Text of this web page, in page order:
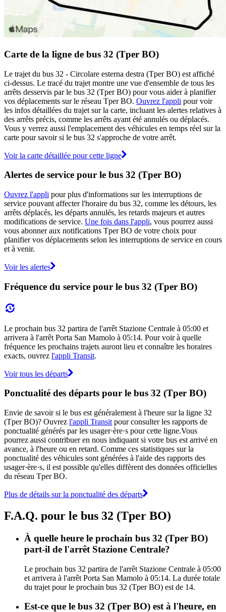
Carte de la ligne de bus 32 (Tper BO)
Le trajet du bus 32 - Circolare esterna destra (Tper BO) est affiché
ci-dessus. Le tracé du trajet montre une vue d'ensemble de tous les
arrêts desservis par le bus 32 (Tper BO) pour vous aider à planifier
vos déplacements sur le réseau Tper BO. Ouvrez l'appli pour voir
les infos détaillées du trajet sur la carte, incluant les alertes relatives à
des arrêts précis, comme les arrêts ayant été annulés ou déplacés.
Vous y verrez aussi l'emplacement des véhicules en temps réel sur la
carte pour savoir si le bus 32 s'approche de votre arrêt.
Voir la carte détaillée pour cette ligne
Alertes de service pour le bus 32 (Tper BO)
Ouvrez l'appli pour plus d'informations sur les interruptions de
service pouvant affecter l'horaire du bus 32, comme les détours, les
arrêts déplacés, les départs annulés, les retards majeurs et autres
modifications de service. Une fois dans l'appli, vous pourrez aussi
vous abonner aux notifications Tper BO de votre choix pour
planifier vos déplacements selon les interruptions de service en cours
et à venir.
Voir les alertes
Fréquence du service pour le bus 32 (Tper BO)
Le prochain bus 32 partira de l'arrêt Stazione Centrale à 05:00 et
arrivera à l'arrêt Porta San Mamolo à 05:14. Pour voir à quelle
fréquence les prochains trajets auront lieu et connaître les horaires
exacts, ouvrez l'appli Transit.
Voir tous les départs
Ponctualité des départs pour le bus 32 (Tper BO)
Envie de savoir si le bus est généralement à l'heure sur la ligne 32
(Tper BO)? Ouvrez l'appli Transit pour consulter les rapports de
ponctualité générés par les usager·ère·s pour cette ligne.Vous
pourrez aussi contribuer en nous indiquant si votre bus est arrivé en
avance, à l'heure ou en retard. Comme ces statistiques sur la
ponctualité des véhicules sont générées à l'aide des rapports des
usager·ère·s, il est possible qu'elles diffèrent des données officielles
du réseau Tper BO.
Plus de détails sur la ponctualité des départs
F.A.Q. pour le bus 32 (Tper BO)
À quelle heure le prochain bus 32 (Tper BO)
part-il de l'arrêt Stazione Centrale?
Le prochain bus 32 partira de l'arrêt Stazione Centrale à 05:00
et arrivera à l'arrêt Porta San Mamolo à 05:14. La durée totale
du trajet pour le prochain bus 32 (Tper BO) est de 14.
Est-ce que le bus 32 (Tper BO) est à l'heure, en